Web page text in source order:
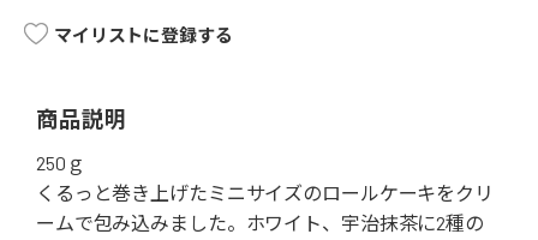
マイリストに登録する
商品説明
250ｇ
くるっと巻き上げたミニサイズのロールケーキをクリ
ームで包み込みました。ホワイト、宇治抹茶に2種の